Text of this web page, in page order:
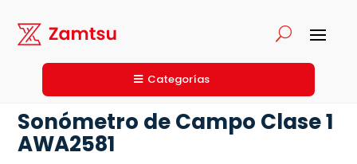
Categorías
Sonómetro de Campo Clase 1
AWA2581